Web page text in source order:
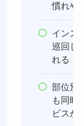
慣れや
インス
巡回し
れる
部位別
も同時
ビスが